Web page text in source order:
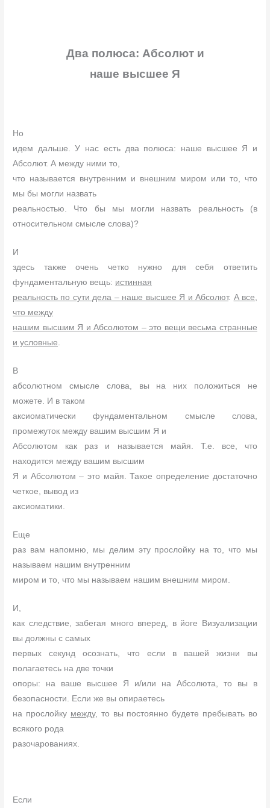
Два полюса: Абсолют и
наше высшее Я
Но
идем дальше. У нас есть два полюса: наше высшее Я и
Абсолют. А между ними то,
что называется внутренним и внешним миром или то, что
мы бы могли назвать
реальностью. Что бы мы могли назвать реальность (в
относительном смысле слова)?
И
здесь также очень четко нужно для себя ответить
фундаментальную вещь: истинная
реальность по сути дела – наше высшее Я и Абсолют. А все,
что между
нашим высшим Я и Абсолютом – это вещи весьма странные
и условные.
В
абсолютном смысле слова, вы на них положиться не
можете. И в таком
аксиоматически фундаментальном смысле слова,
промежуток между вашим высшим Я и
Абсолютом как раз и называется майя. Т.е. все, что
находится между вашим высшим
Я и Абсолютом – это майя. Такое определение достаточно
четкое, вывод из
аксиоматики.
Еще
раз вам напомню, мы делим эту прослойку на то, что мы
называем нашим внутренним
миром и то, что мы называем нашим внешним миром.
И,
как следствие, забегая много вперед, в йоге Визуализации
вы должны с самых
первых секунд осознать, что если в вашей жизни вы
полагаетесь на две точки
опоры: на ваше высшее Я и/или на Абсолюта, то вы в
безопасности. Если же вы опираетесь
на прослойку между, то вы постоянно будете пребывать во
всякого рода
разочарованиях.
Если